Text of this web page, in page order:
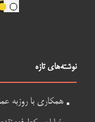
نوشته‌های تازه
همکاری با روزبه